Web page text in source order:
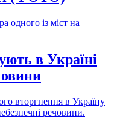
одного із міст на
в Україні
вторгнення в Україну
речовини.